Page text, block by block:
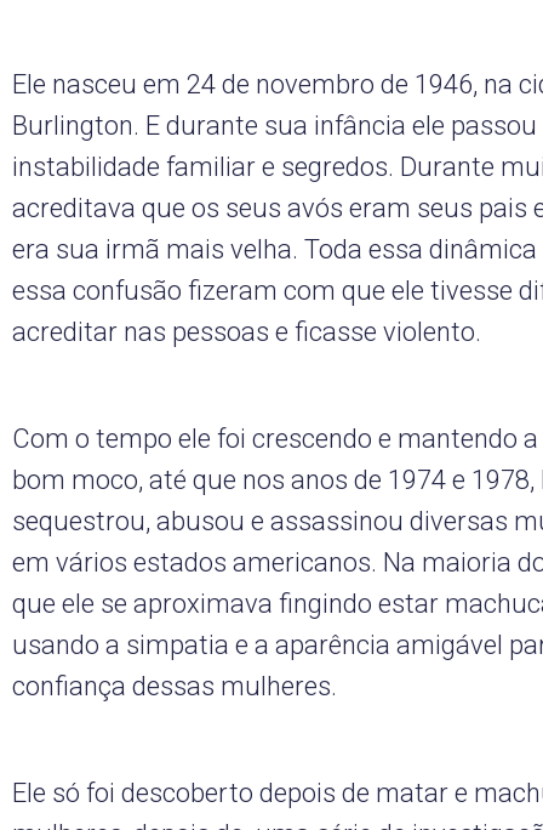
Ele nasceu em 24 de novembro de 1946, na
Burlington. E durante sua infância ele
instabilidade familiar e segredos. Durante
acreditava que os seus avós eram seus pais
era sua irmã mais velha. Toda essa
essa confusão fizeram com que ele tivesse
acreditar nas pessoas e ficasse violento.
Com o tempo ele foi crescendo e mantendo
bom moco, até que nos anos de 1974 e 1978,
sequestrou, abusou e assassinou diversas
em vários estados americanos. Na maioria
que ele se aproximava fingindo estar
usando a simpatia e a aparência amigável
confiança dessas mulheres.
Ele só foi descoberto depois de matar e